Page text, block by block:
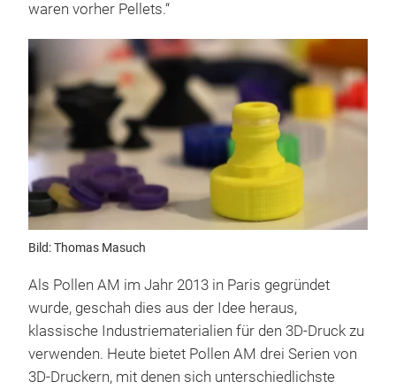
waren vorher Pellets.“
Bild: Thomas Masuch
Als Pollen AM im Jahr 2013 in Paris gegründet
wurde, geschah dies aus der Idee heraus,
klassische Industriematerialien für den 3D-Druck zu
verwenden. Heute bietet Pollen AM drei Serien von
3D-Druckern, mit denen sich unterschiedlichste